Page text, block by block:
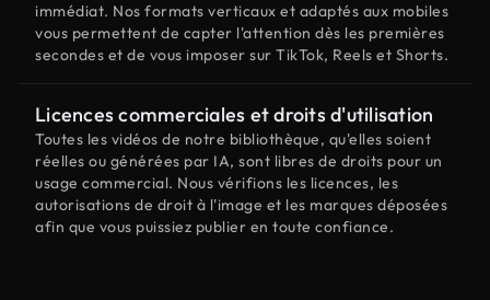
immédiat. Nos formats verticaux et adaptés aux mobiles
vous permettent de capter l'attention dès les premières
secondes et de vous imposer sur TikTok, Reels et Shorts.
Licences commerciales et droits d'utilisation
Toutes les vidéos de notre bibliothèque, qu'elles soient
réelles ou générées par IA, sont libres de droits pour un
usage commercial. Nous vérifions les licences, les
autorisations de droit à l'image et les marques déposées
afin que vous puissiez publier en toute confiance.